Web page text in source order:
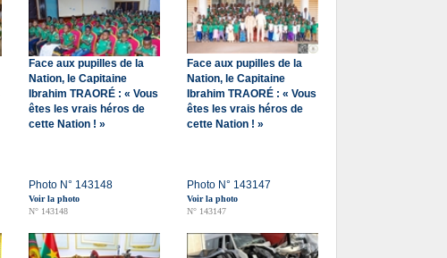
Face aux pupilles de la
Nation, le Capitaine
Ibrahim TRAORÉ : « Vous
êtes les vrais héros de
cette Nation ! »
Photo N° 143148
Voir la photo
N° 143148
Face aux pupilles de la
Nation, le Capitaine
Ibrahim TRAORÉ : « Vous
êtes les vrais héros de
cette Nation ! »
Photo N° 143147
Voir la photo
N° 143147